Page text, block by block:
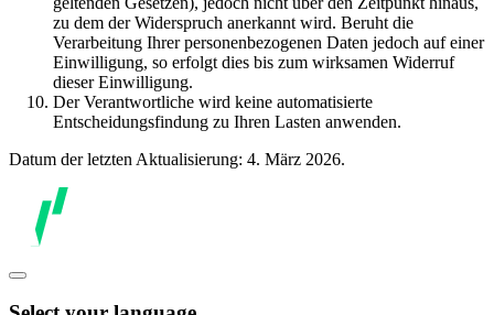
zu dem der Widerspruch anerkannt wird. Beruht die
Verarbeitung Ihrer personenbezogenen Daten jedoch auf einer
Einwilligung, so erfolgt dies bis zum wirksamen Widerruf
dieser Einwilligung.
Der Verantwortliche wird keine automatisierte
Entscheidungsfindung zu Ihren Lasten anwenden.
Datum der letzten Aktualisierung: 4. März 2026.